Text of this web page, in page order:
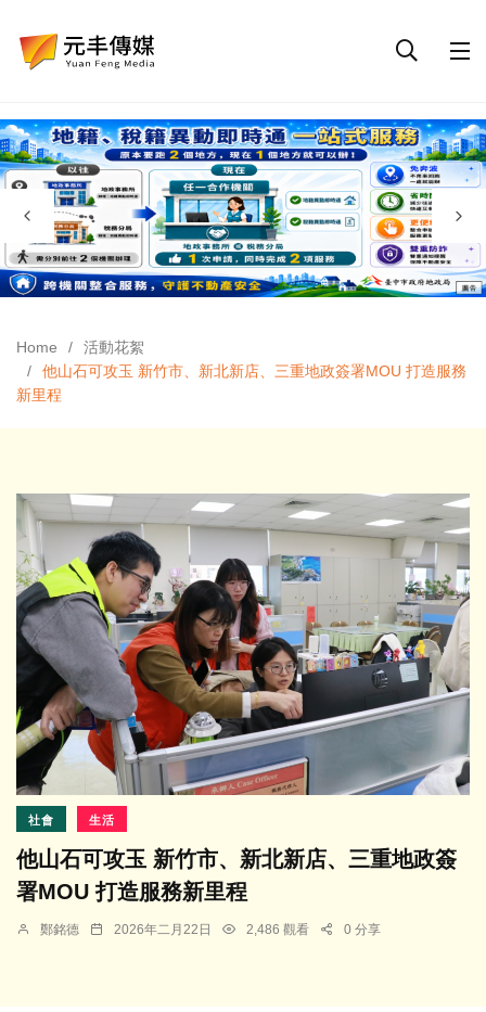
Home
活動花絮
他山石可攻玉 新竹市、新北新店、三重地政簽署MOU 打造服務
新里程
社會 生活
他山石可攻玉 新竹市、新北新店、三重地政簽
署MOU 打造服務新里程
鄭銘德 2026年二月22日 2,486 觀看 0 分享